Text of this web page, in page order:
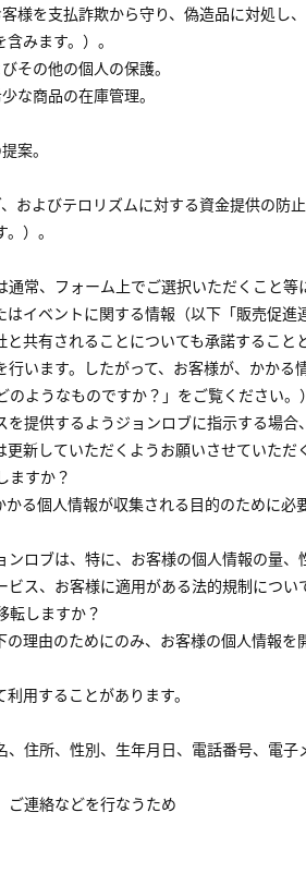
様を支払詐欺から守り、偽造品に対処
みます。）。
その他の個人の保護。
な商品の在庫管理。
案。
およびテロリズムに対する資金提供の
）。
常、フォーム上でご選択いただくこと
イベントに関する情報（以下「販売促
共有されることについても承諾するこ
います。したがって、お客様が、かか
ようなものですか？」をご覧ください。
提供するようジョンロブに指示する場
新していただくようお願いさせていただ
ますか？
る個人情報が収集される目的のために
ロブは、特に、お客様の個人情報の量
ス、お客様に適用がある法的規制につい
転しますか？
理由のためにのみ、お客様の個人情報を
用することがあります。
住所、性別、生年月日、電話番号、電
ご連絡などを行なうため